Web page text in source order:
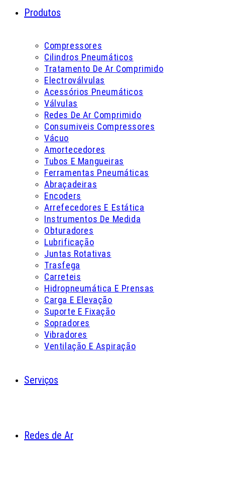
Produtos
Compressores
Cilindros Pneumáticos
Tratamento De Ar Comprimido
Electroválvulas
Acessórios Pneumáticos
Válvulas
Redes De Ar Comprimido
Consumiveis Compressores
Vácuo
Amortecedores
Tubos E Mangueiras
Ferramentas Pneumáticas
Abraçadeiras
Encoders
Arrefecedores E Estática
Instrumentos De Medida
Obturadores
Lubrificação
Juntas Rotativas
Trasfega
Carreteis
Hidropneumática E Prensas
Carga E Elevação
Suporte E Fixação
Sopradores
Vibradores
Ventilação E Aspiração
Serviços
Redes de Ar